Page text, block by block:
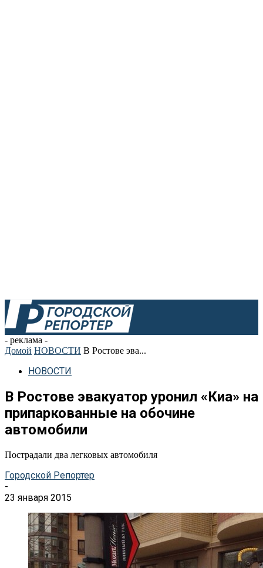
- реклама -
Домой НОВОСТИ В Ростове эва...
НОВОСТИ
В Ростове эвакуатор уронил «Киа» на
припаркованные на обочине
автомобили
Пострадали два легковых автомобиля
Городской Репортер
-
23 января 2015